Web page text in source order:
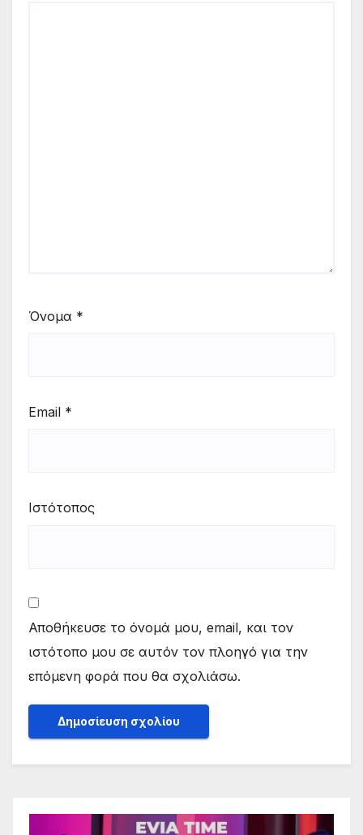
Όνομα *
Email *
Ιστότοπος
Αποθήκευσε το όνομά μου, email, και τον
ιστότοπο μου σε αυτόν τον πλοηγό για την
επόμενη φορά που θα σχολιάσω.